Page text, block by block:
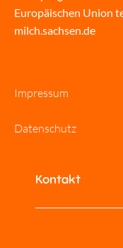
Europäischen Union
milch.sachsen.de
Impressum
Datenschutz
Kontakt